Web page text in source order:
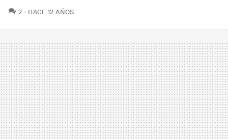
2 COMENTARIOS
HACE 12 AÑOS